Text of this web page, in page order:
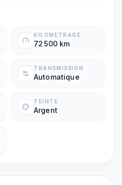
KILOMÉTRAGE
72 500 km
TRANSMISSION
Automatique
TEINTE
Argent